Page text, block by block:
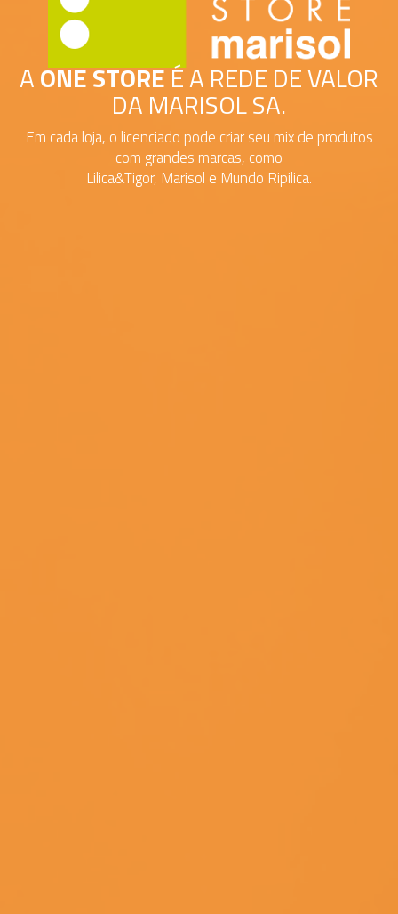
AONE STOREÉ A REDE DE VALOR
DA MARISOL SA.
Em cada loja, o licenciado pode criar seu mix de produtos
com grandes marcas, como
Lilica&Tigor, Marisol e Mundo Ripilica.